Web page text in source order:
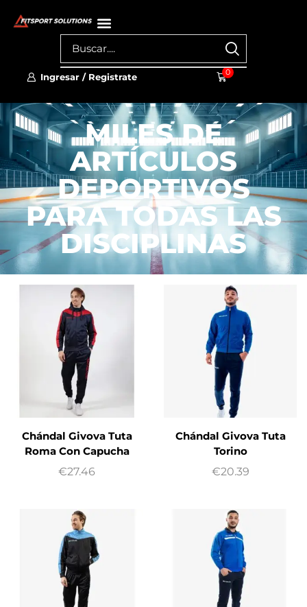
Ingresar / Registrate 0
MILES DE
ARTÍCULOS
DEPORTIVOS
PARA TODAS LAS
DISCIPLINAS
Chándal Givova Tuta
Roma Con Capucha
€27.46
Chándal Givova Tuta
Torino
€20.39